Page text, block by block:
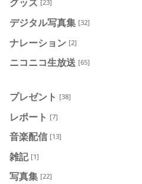
[23]
デジタル写真集 [32]
ナレーション [2]
ニコニコ生放送 [65]
プレゼント [38]
レポート [7]
音楽配信 [13]
雑記 [1]
写真集 [22]